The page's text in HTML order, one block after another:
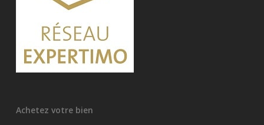
Achetez votre bien